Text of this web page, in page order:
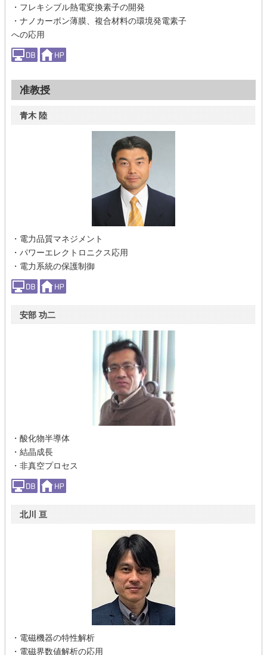
・フレキシブル熱電変換素子の開発
・ナノカーボン薄膜、複合材料の環境発電素子
への応用
准教授
青木 陸
・電力品質マネジメント
・パワーエレクトロニクス応用
・電力系統の保護制御
安部 功二
・酸化物半導体
・結晶成長
・非真空プロセス
北川 亘
・電磁機器の特性解析
・電磁界数値解析の応用